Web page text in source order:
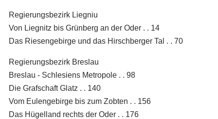
Regierungsbezirk Liegniu
Von Liegnitz bis Grünberg an der Oder . . 14
Das Riesengebirge und das Hirschberger Tal . . 70
Regierungsbezirk Breslau
Breslau - Schlesiens Metropole . . 98
Die Grafschaft Glatz . . 140
Vom Eulengebirge bis zum Zobten . . 156
Das Hügelland rechts der Oder . . 176